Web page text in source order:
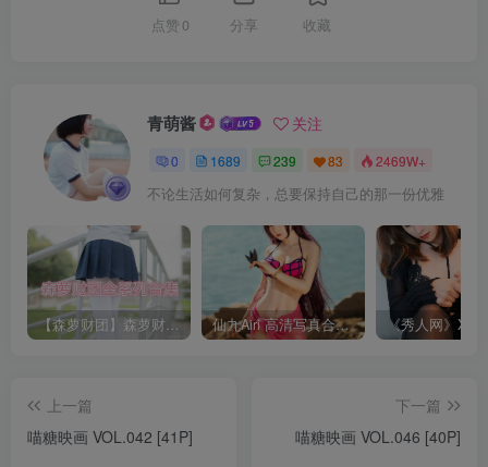
点赞 0 分享 收藏
青萌酱 关注
0 1689 239 83 2469W+
不论生活如何复杂，总要保持自己的那一份优雅
【森萝财团】森萝财团系列福利原版无水印合集下载[与本站内容同步更新] 仙九Airi 高清写真合集[持续更新]
上一篇
喵糖映画 VOL.042 [41P]
下一篇
喵糖映画 VOL.046 [40P]